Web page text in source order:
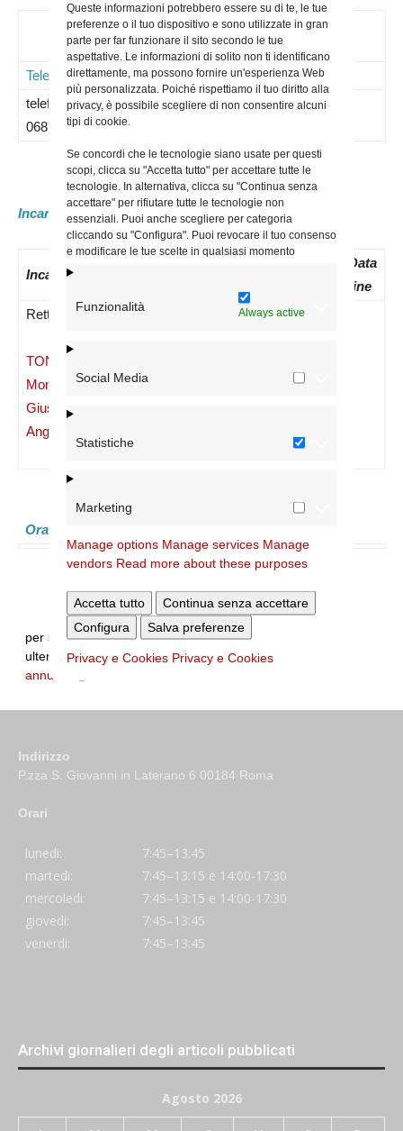
Queste informazioni potrebbero essere su di te, le tue
preferenze o il tuo dispositivo e sono utilizzate in gran
parte per far funzionare il sito secondo le tue
aspettative. Le informazioni di solito non ti identificano
direttamente, ma possono fornire un'esperienza Web
più personalizzata. Poiché rispettiamo il tuo diritto alla
privacy, è possibile scegliere di non consentire alcuni
tipi di cookie.
Se concordi che le tecnologie siano usate per questi
scopi, clicca su "Accetta tutto" per accettare tutte le
tecnologie. In alternativa, clicca su "Continua senza
accettare" per rifiutare tutte le tecnologie non
essenziali. Puoi anche scegliere per categoria
cliccando su "Configura". Puoi revocare il tuo consenso
e modificare le tue scelte in qualsiasi momento
Funzionalità Always active
Social Media
Statistiche
Marketing
Manage options Manage services Manage
vendors Read more about these purposes
Accetta tutto
Continua senza accettare
Configura
Salva preferenze
Privacy e Cookies Privacy e Cookies
Contatti
Telefoni Mail Sito WEB
Note
telefono –
0687752835
Incaricati attuali:
Incaricato
Data
fine
Rettore –
TONELLO
Mons.
Giuseppe
Angelo Maria
07/03/2014 07/03/2014
Orari:
per segnalare errori sui dati e/o integrare
ulteriori informazioni:
annuario@diocesidiroma.it
Indirizzo
P.zza S. Giovanni in Laterano 6 00184 Roma
Orari
lunedi:
7:45–13:45
martedi:
7:45–13:15 e 14:00-17:30
mercoledi:
7:45–13:15 e 14:00-17:30
giovedi:
7:45–13:45
venerdi:
7:45–13:45
Archivi giornalieri degli articoli pubblicati
Agosto 2026